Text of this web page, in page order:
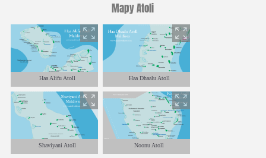
Mapy Atoli
Haa Alifu Atoll Haa Dhaalu Atoll
Shaviyani Atoll Noonu Atoll